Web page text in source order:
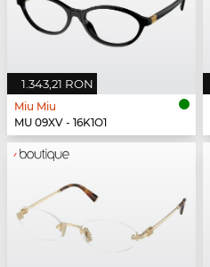
1.343,21 RON
Miu Miu
MU 09XV - 16K1O1